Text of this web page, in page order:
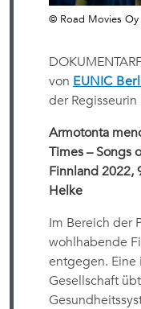
© Road Movies Oy
von EUNIC
der Regisseurin
Armotonta
Times – Songs
Finnland 2022,
Helke
Im Bereich der
wohlhabende
entgegen. Eine
Gesellschaft